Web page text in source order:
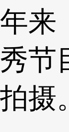
年来
秀节
拍摄。